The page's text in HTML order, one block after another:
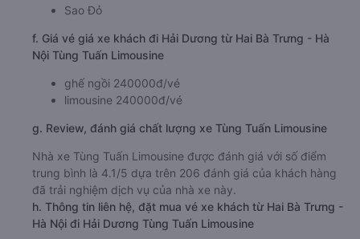
Sao Đỏ
f. Giá vé giá xe khách đi Hải Dương từ Hai Bà Trưng - Hà
Nội Tùng Tuấn Limousine
ghế ngồi 240000đ/vé
limousine 240000đ/vé
g. Review, đánh giá chất lượng xe Tùng Tuấn Limousine
Nhà xe Tùng Tuấn Limousine được đánh giá với số điểm
trung bình là 4.1/5 dựa trên 206 đánh giá của khách hàng
đã trải nghiệm dịch vụ của nhà xe này.
h. Thông tin liên hệ, đặt mua vé xe khách từ Hai Bà Trưng -
Hà Nội đi Hải Dương Tùng Tuấn Limousine